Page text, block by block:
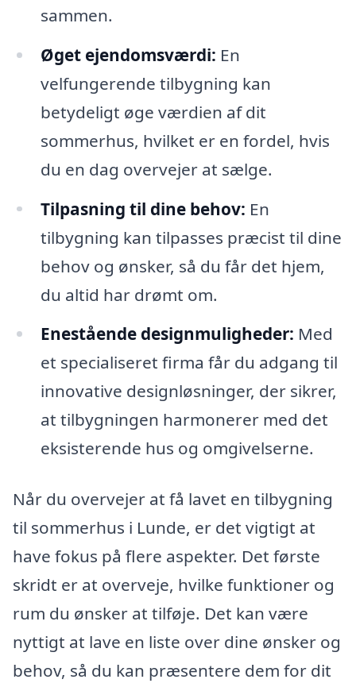
sammen.
Øget ejendomsværdi: En
velfungerende tilbygning kan
betydeligt øge værdien af dit
sommerhus, hvilket er en fordel, hvis
du en dag overvejer at sælge.
Tilpasning til dine behov: En
tilbygning kan tilpasses præcist til dine
behov og ønsker, så du får det hjem,
du altid har drømt om.
Enestående designmuligheder: Med
et specialiseret firma får du adgang til
innovative designløsninger, der sikrer,
at tilbygningen harmonerer med det
eksisterende hus og omgivelserne.
Når du overvejer at få lavet en tilbygning
til sommerhus i Lunde, er det vigtigt at
have fokus på flere aspekter. Det første
skridt er at overveje, hvilke funktioner og
rum du ønsker at tilføje. Det kan være
nyttigt at lave en liste over dine ønsker og
behov, så du kan præsentere dem for dit